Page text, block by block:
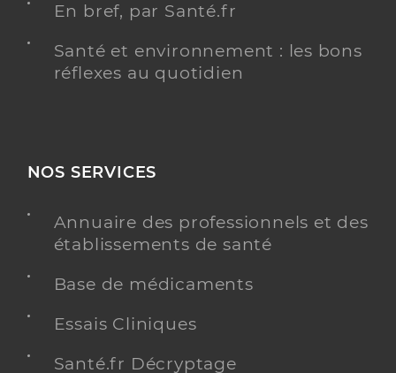
En bref, par Santé.fr
Santé et environnement : les bons
réflexes au quotidien
NOS SERVICES
Annuaire des professionnels et des
établissements de santé
Base de médicaments
Essais Cliniques
Santé.fr Décryptage